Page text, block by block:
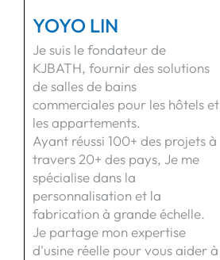
YOYO LIN
Je suis le fondateur de
KJBATH, fournir des solutions
de salles de bains
commerciales pour les hôtels et
les appartements.
Ayant réussi 100+ des projets à
travers 20+ des pays, Je me
spécialise dans la
personnalisation et la
fabrication à grande échelle.
Je partage mon expertise
d'usine réelle pour vous aider à